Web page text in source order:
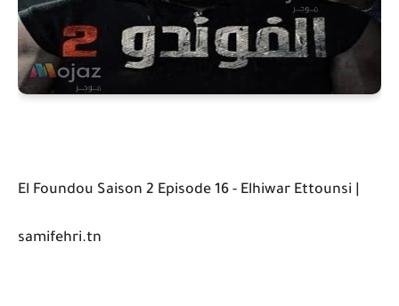
El Foundou Saison 2 Episode 16 - Elhiwar Ettounsi |
samifehri.tn